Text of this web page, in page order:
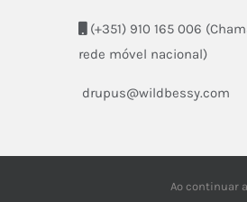
(+351) 910 165 006
rede móvel nacional)
drupus@wildbessy.com
Ao continuar